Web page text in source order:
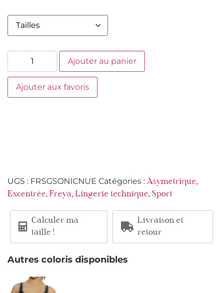
Ajouter au panier
Ajouter aux favoris
UGS : FRSGSONICNUE Catégories : Asymetrique,
Excentrée, Freya, Lingerie technique, Sport
Calculer ma
taille !
Livraison et
retour
Autres coloris disponibles